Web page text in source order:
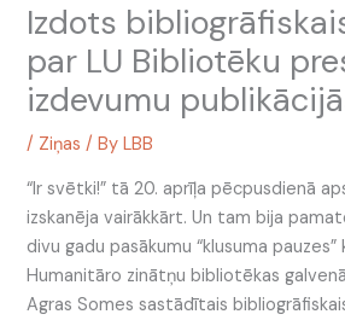
Izdots
par LU Bibliotēku
izdevumu
/ Ziņas / ByLBB
“Ir svētki!” tā 20. aprīļa pēcpusdienā
izskanēja vairākkārt. Un tam bija
divu gadu pasākumu “klusuma
Humanitāro zinātņu bibliotēkas
Agras Somes sastādītais